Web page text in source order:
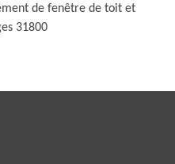
de fenêtre de toit et
31800